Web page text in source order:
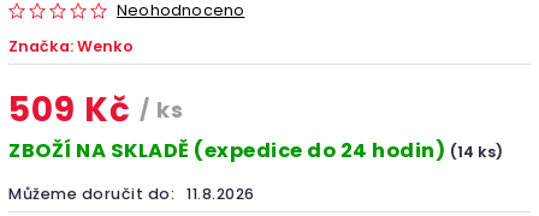
Neohodnoceno
Značka:Wenko
509 Kč / ks
ZBOŽÍ NA SKLADĚ (expedice do 24 hodin) (14 ks)
Můžeme doručit do: 11.8.2026